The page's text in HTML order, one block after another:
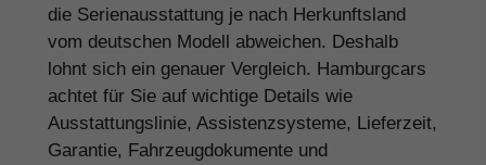
die Serienausstattung je nach Herkunftsland
vom deutschen Modell abweichen. Deshalb
lohnt sich ein genauer Vergleich. Hamburgcars
achtet für Sie auf wichtige Details wie
Ausstattungslinie, Assistenzsysteme, Lieferzeit,
Garantie, Fahrzeugdokumente und